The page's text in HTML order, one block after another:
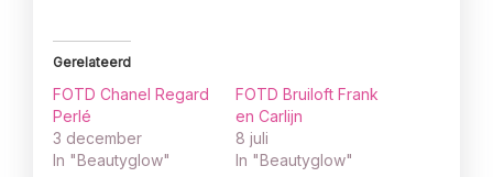
Gerelateerd
FOTD Chanel Regard
Perlé
3 december
In "Beautyglow"
FOTD Bruiloft Frank
en Carlijn
8 juli
In "Beautyglow"